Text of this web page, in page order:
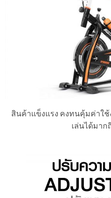
สินค้าแข็งแรง คงทนคุ้มค่าใ
เล่นได้มาก